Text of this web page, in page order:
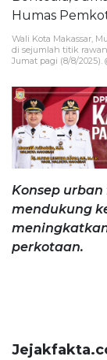
Wali Kota Makassar,
di sejumlah titik
Jumat pagi (8/8/2025).
Konsep
mendukung
perkotaan.